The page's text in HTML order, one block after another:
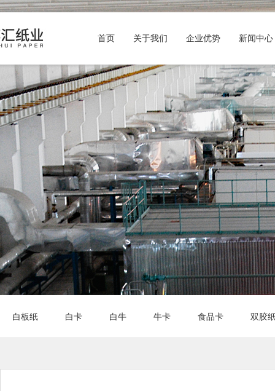
首页 关于我们 企业优势 新闻中心
白板纸 白卡 白牛 牛卡 食品卡 双胶